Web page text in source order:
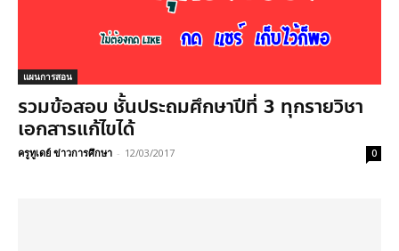
แผนการสอน
รวมข้อสอบ ชั้นประถมศึกษาปีที่ 3 ทุกรายวิชา
เอกสารแก้ไขได้
ครูทูเดย์ ข่าวการศึกษา - 12/03/2017 0